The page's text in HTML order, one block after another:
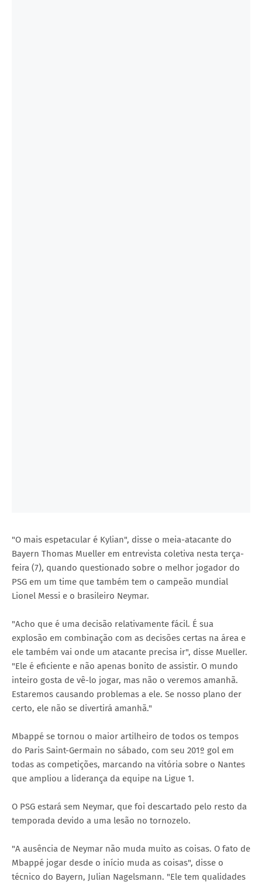
"O mais espetacular é Kylian", disse o meia-atacante do
Bayern Thomas Mueller em entrevista coletiva nesta terça-
feira (7), quando questionado sobre o melhor jogador do
PSG em um time que também tem o campeão mundial
Lionel Messi e o brasileiro Neymar.
"Acho que é uma decisão relativamente fácil. É sua
explosão em combinação com as decisões certas na área e
ele também vai onde um atacante precisa ir", disse Mueller.
"Ele é eficiente e não apenas bonito de assistir. O mundo
inteiro gosta de vê-lo jogar, mas não o veremos amanhã.
Estaremos causando problemas a ele. Se nosso plano der
certo, ele não se divertirá amanhã."
Mbappé se tornou o maior artilheiro de todos os tempos
do Paris Saint-Germain no sábado, com seu 201º gol em
todas as competições, marcando na vitória sobre o Nantes
que ampliou a liderança da equipe na Ligue 1.
O PSG estará sem Neymar, que foi descartado pelo resto da
temporada devido a uma lesão no tornozelo.
"A ausência de Neymar não muda muito as coisas. O fato de
Mbappé jogar desde o início muda as coisas", disse o
técnico do Bayern, Julian Nagelsmann. "Ele tem qualidades